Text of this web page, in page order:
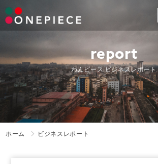
Skip
to
report
わんピース ビジネスレポート
ホーム ビジネスレポート